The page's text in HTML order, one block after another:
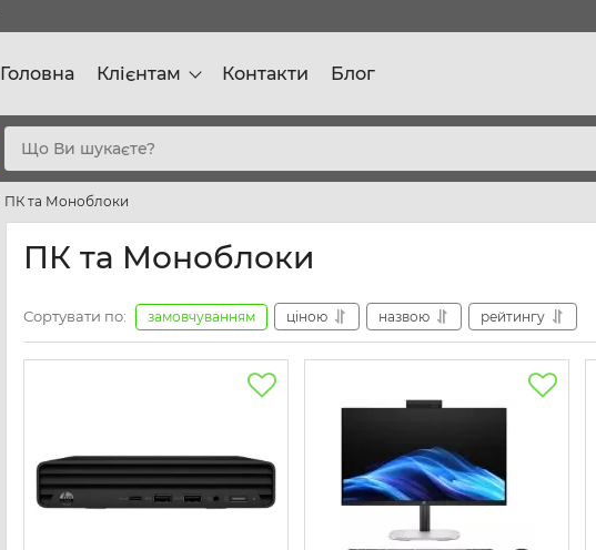
Головна Клієнтам Контакти Блог
ПК та Моноблоки
ПК та Моноблоки
Сортувати по: замовчуванням ціною назвою рейтингу